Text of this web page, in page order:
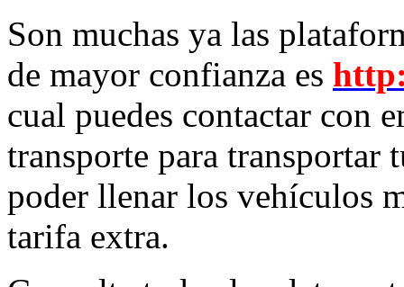
Son muchas ya las
de mayor confianza es
cual puedes contactar con
transporte para transportar
poder llenar los vehículos
tarifa extra.